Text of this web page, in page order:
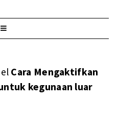
Cara Mengaktifkan
kegunaan luar